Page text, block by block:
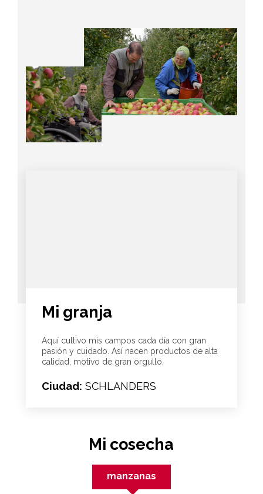
Mi granja
Aquí cultivo mis campos cada día con gran
pasión y cuidado. Así nacen productos de alta
calidad, motivo de gran orgullo.
Ciudad: SCHLANDERS
Mi cosecha
manzanas